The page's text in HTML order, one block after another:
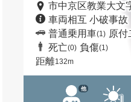
市中京区教業大文
車両相互 小破事故
普通乗用車(1) 原付
死亡(0) 負傷(1)
距離132m
他